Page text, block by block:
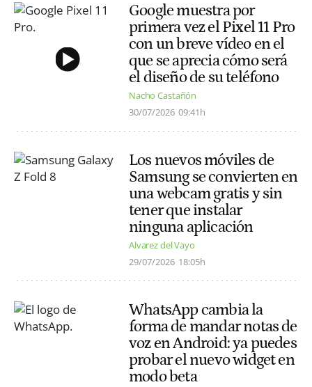
Google muestra por
primera vez el Pixel 11 Pro
con un breve vídeo en el
que se aprecia cómo será
el diseño de su teléfono
Nacho Castañón
30/07/2026 09:41h
Los nuevos móviles de
Samsung se convierten en
una webcam gratis y sin
tener que instalar
ninguna aplicación
Alvarez del Vayo
29/07/2026 18:05h
WhatsApp cambia la
forma de mandar notas de
voz en Android: ya puedes
probar el nuevo widget en
modo beta